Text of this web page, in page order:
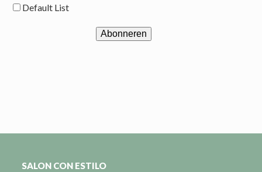
Default List
SALON CON ESTILO